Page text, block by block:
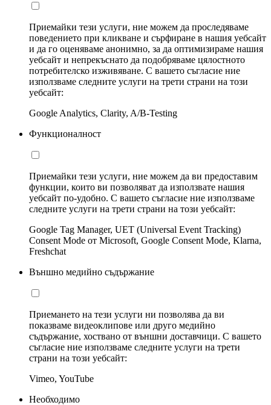
Приемайки тези услуги, ние можем да проследяваме
поведението при кликване и сърфиране в нашия уебсайт
и да го оценяваме анонимно, за да оптимизираме нашия
уебсайт и непрекъснато да подобряваме цялостното
потребителско изживяване. С вашето съгласие ние
използваме следните услуги на трети страни на този
уебсайт:
Google Analytics, Clarity, A/B-Testing
Функционалност
Приемайки тези услуги, ние можем да ви предоставим
функции, които ви позволяват да използвате нашия
уебсайт по-удобно. С вашето съгласие ние използваме
следните услуги на трети страни на този уебсайт:
Google Tag Manager, UET (Universal Event Tracking)
Consent Mode от Microsoft, Google Consent Mode, Klarna,
Freshchat
Външно медийно съдържание
Приемането на тези услуги ни позволява да ви
показваме видеоклипове или друго медийно
съдържание, хоствано от външни доставчици. С вашето
съгласие ние използваме следните услуги на трети
страни на този уебсайт:
Vimeo, YouTube
Необходимо